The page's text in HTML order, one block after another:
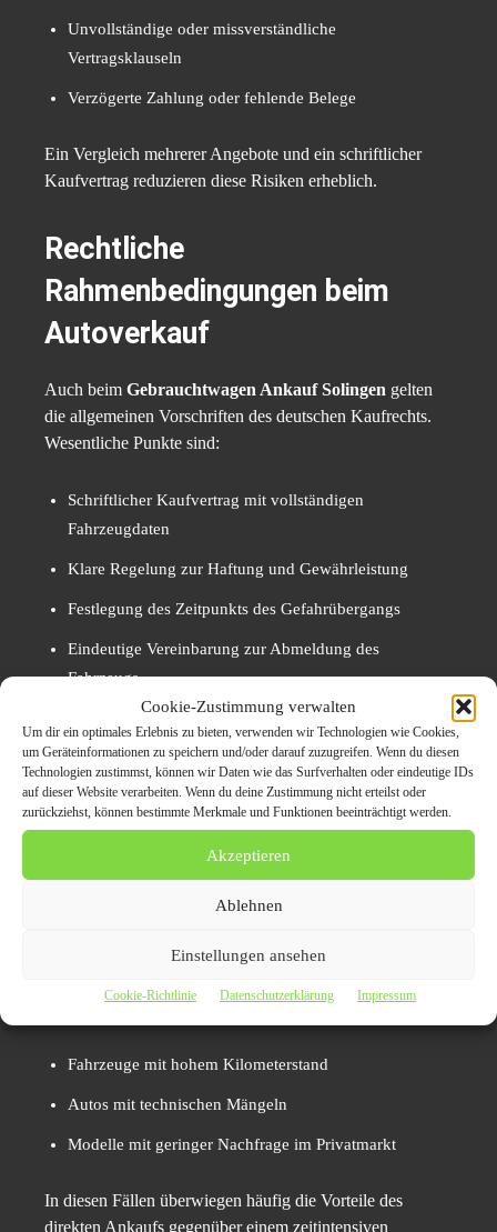
Cookie-Zustimmung verwalten
Um dir ein optimales Erlebnis zu bieten, verwenden wir Technologien wie Cookies,
um Geräteinformationen zu speichern und/oder darauf zuzugreifen. Wenn du diesen
Technologien zustimmst, können wir Daten wie das Surfverhalten oder eindeutige IDs
auf dieser Website verarbeiten. Wenn du deine Zustimmung nicht erteilst oder
zurückziehst, können bestimmte Merkmale und Funktionen beeinträchtigt werden.
Akzeptieren
Ablehnen
Einstellungen ansehen
Cookie-Richtlinie Datenschutzerklärung Impressum
Unvollständige oder missverständliche
Vertragsklauseln
Verzögerte Zahlung oder fehlende Belege
Ein Vergleich mehrerer Angebote und ein schriftlicher
Kaufvertrag reduzieren diese Risiken erheblich.
Rechtliche
Rahmenbedingungen beim
Autoverkauf
Auch beim Gebrauchtwagen Ankauf Solingen gelten
die allgemeinen Vorschriften des deutschen Kaufrechts.
Wesentliche Punkte sind:
Schriftlicher Kaufvertrag mit vollständigen
Fahrzeugdaten
Klare Regelung zur Haftung und Gewährleistung
Festlegung des Zeitpunkts des Gefahrübergangs
Eindeutige Vereinbarung zur Abmeldung des
Fahrzeugs
Besonders wichtig ist, dass das Fahrzeug nach Übergabe
zeitnah ab- oder umgemeldet wird, um Haftungsrisiken zu
vermeiden.
Wirtschaftliche Abwägung:
Ankauf oder Privatverkauf?
Gebrauchtwagen Ankauf Solingen
Fahrzeuge mit hohem Kilometerstand
Autos mit technischen Mängeln
Modelle mit geringer Nachfrage im Privatmarkt
In diesen Fällen überwiegen häufig die Vorteile des
direkten Ankaufs gegenüber einem zeitintensiven